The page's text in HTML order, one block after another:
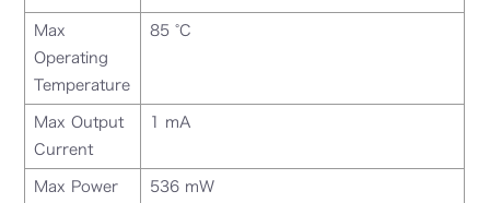
Max
Operating
Temperature
85 °C
Max Output
Current
1 mA
Max Power
536 mW